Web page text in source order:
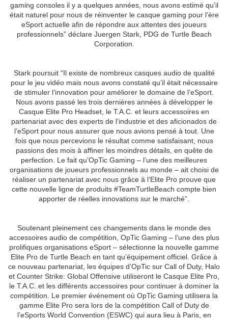
gaming consoles il y a quelques années, nous avons estimé qu’il
était naturel pour nous de réinventer le casque gaming pour l’ère
eSport actuelle afin de répondre aux attentes des joueurs
professionnels” déclare Juergen Stark, PDG de Turtle Beach
Corporation.
Stark poursuit “Il existe de nombreux casques audio de qualité
pour le jeu vidéo mais nous avons constaté qu’il était nécessaire
de stimuler l’innovation pour améliorer le domaine de l’eSport.
Nous avons passé les trois dernières années à développer le
Casque Elite Pro Headset, le T.A.C. et leurs accessoires en
partenariat avec des experts de l’industrie et des aficionados de
l’eSport pour nous assurer que nous avions pensé à tout. Une
fois que nous percevions le résultat comme satisfaisant, nous
passions des mois à affiner les moindres détails, en quête de
perfection. Le fait qu’OpTic Gaming – l’une des meilleures
organisations de joueurs professionnels au monde – ait choisi de
réaliser un partenariat avec nous grâce à l’Elite Pro prouve que
cette nouvelle ligne de produits #TeamTurtleBeach compte bien
apporter de réelles innovations sur le marché”.
Soutenant pleinement ces changements dans le monde des
accessoires audio de compétition, OpTic Gaming – l’une des plus
prolifiques organisations eSport – sélectionne la nouvelle gamme
Elite Pro de Turtle Beach en tant qu’équipement officiel. Grâce à
ce nouveau partenariat, les équipes d’OpTic sur Call of Duty, Halo
et Counter Strike: Global Offensive utiliseront le Casque Elite Pro,
le T.A.C. et les différents accessoires pour continuer à dominer la
compétition. Le premier événement où OpTic Gaming utilisera la
gamme Elite Pro sera lors de la compétition Call of Duty de
l’eSports World Convention (ESWC) qui aura lieu à Paris, en